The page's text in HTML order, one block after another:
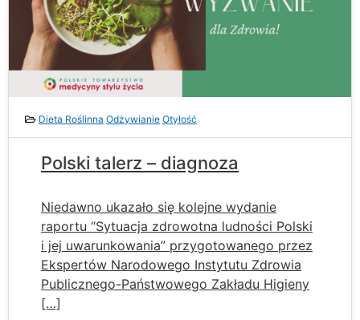
Dieta Roślinna Odżywianie Otyłość
Polski talerz – diagnoza
Niedawno ukazało się kolejne wydanie
raportu “Sytuacja zdrowotna ludności Polski
i jej uwarunkowania” przygotowanego przez
Ekspertów Narodowego Instytutu Zdrowia
Publicznego-Państwowego Zakładu Higieny
[…]